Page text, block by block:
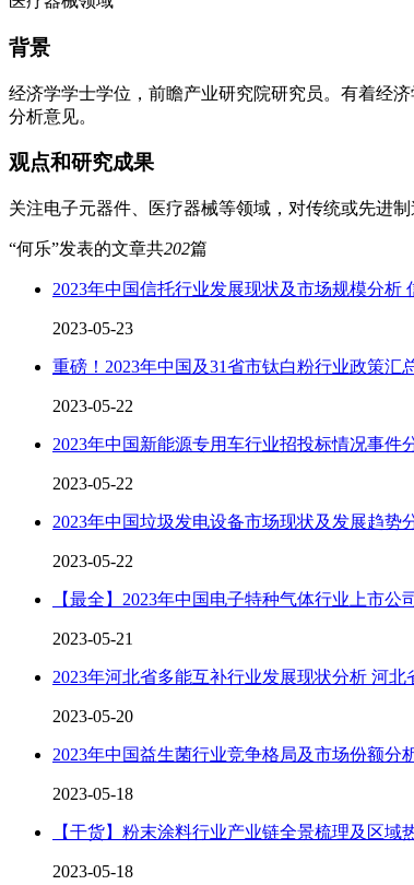
背景
经济学学士学位，前瞻产业研究院研究员。有着经
分析意见。
观点和研究成果
关注电子元器件、医疗器械等领域，对传统或先进
“何乐”发表的文章共202篇
2023年中国信托行业发展现状及市场规模分析
2023-05-23
重磅！2023年中国及31省市钛白粉行业政策汇
2023-05-22
2023年中国新能源专用车行业招投标情况事件
2023-05-22
2023年中国垃圾发电设备市场现状及发展趋势
2023-05-22
【最全】2023年中国电子特种气体行业上市
2023-05-21
2023年河北省多能互补行业发展现状分析 河
2023-05-20
2023年中国益生菌行业竞争格局及市场份额分
2023-05-18
【干货】粉末涂料行业产业链全景梳理及区域
2023-05-18